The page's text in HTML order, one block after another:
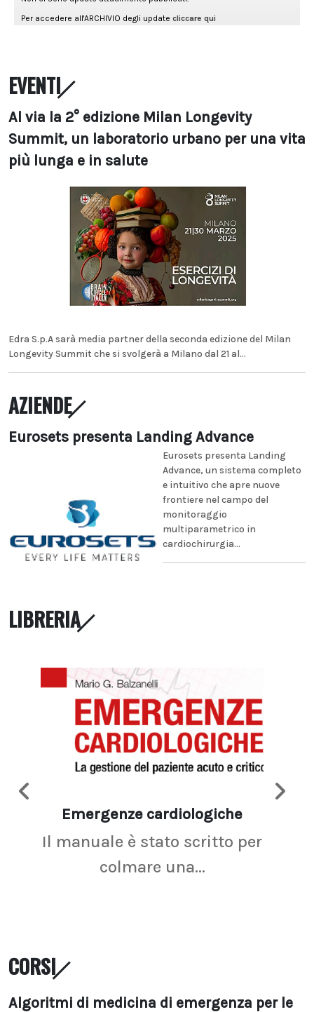
EVENTI
Al via la 2° edizione Milan Longevity
Summit, un laboratorio urbano per una vita
più lunga e in salute
Edra S.p.A sarà media partner della seconda edizione del Milan
Longevity Summit che si svolgerà a Milano dal 21 al...
AZIENDE
Eurosets presenta Landing Advance
Eurosets presenta Landing
Advance, un sistema completo
e intuitivo che apre nuove
frontiere nel campo del
monitoraggio
multiparametrico in
cardiochirurgia...
LIBRERIA
Emergenze cardiologiche
Il manuale è stato scritto per
colmare una...
CORSI
Algoritmi di medicina di emergenza per le